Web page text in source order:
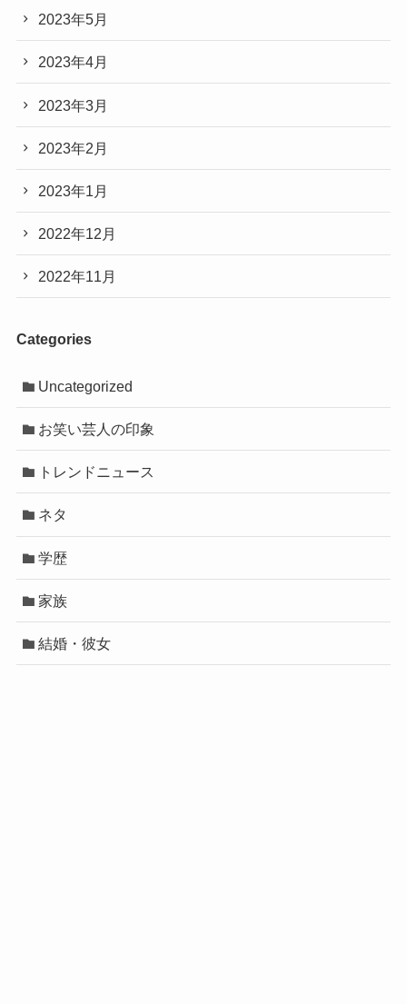
2023年5月
2023年4月
2023年3月
2023年2月
2023年1月
2022年12月
2022年11月
Categories
Uncategorized
お笑い芸人の印象
トレンドニュース
ネタ
学歴
家族
結婚・彼女